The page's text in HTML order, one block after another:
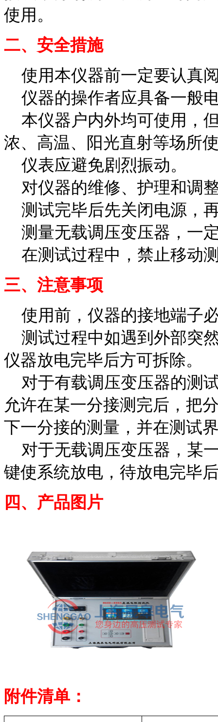
使用。
二、安全措施
使用本仪器前一定要认真
仪器的操作者应具备一般
本仪器户内外均可使用，
浓、高温、阳光直射等场所
仪表应避免剧烈振动。
对仪器的维修、护理和调
测试完毕后先关闭电源，
测量无载调压变压器，一
在测试过程中，禁止移动
三、注意事项
使用前，仪器的接地端子
测试过程中如遇到外部突
仪器放电完毕后方可拆除。
对于有载调压变压器的测
允许在某一分接测完后，把
下一分接的测量，并在测试
对于无载调压变压器，某
键使系统放电，待放电完毕
四、产品图片
附件清单：